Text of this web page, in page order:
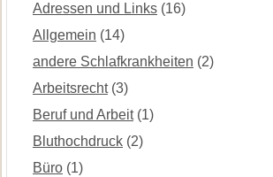
Adressen und Links (16)
Allgemein (14)
andere Schlafkrankheiten (2)
Arbeitsrecht(3)
Beruf und Arbeit(1)
Bluthochdruck (2)
Büro (1)